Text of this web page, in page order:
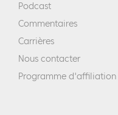
Podcast
Commentaires
Carrières
Nous contacter
Programme d'affiliation